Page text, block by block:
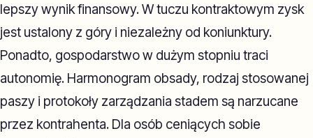
lepszy wynik finansowy. W tuczu kontraktowym zysk
jest ustalony z góry i niezależny od koniunktury.
Ponadto, gospodarstwo w dużym stopniu traci
autonomię. Harmonogram obsady, rodzaj stosowanej
paszy i protokoły zarządzania stadem są narzucane
przez kontrahenta. Dla osób ceniących sobie